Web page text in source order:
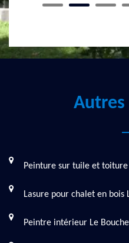
Autres
Peinture sur tuile et toiture
Lasure pour chalet en bois
Peintre intérieur Le